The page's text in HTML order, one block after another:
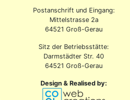
Postanschrift und Eingang:
Mittelstrasse 2a
64521 Groß-Gerau
Sitz der Betriebsstätte:
Darmstädter Str. 40
64521 Groß-Gerau
Design & Realised by: